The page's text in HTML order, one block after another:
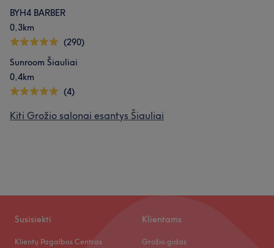
BYH4 BARBER
0,3km
(290)
Sunroom Šiauliai
0,4km
(4)
Kiti Grožio salonai esantys Šiauliai
Susisiekti
Klientų Pagalbos Centras
Klientams
Grožio gidas